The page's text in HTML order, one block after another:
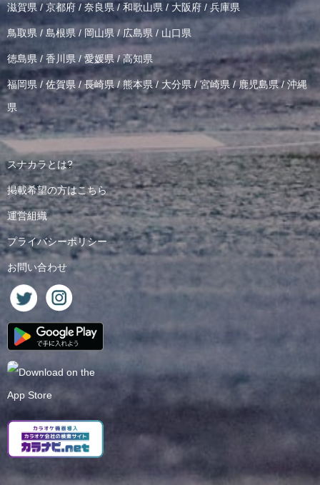
滋賀県/ 京都府 / 奈良県/ 和歌山県 / 大阪府 / 兵庫県
鳥取県 / 島根県/ 岡山県 / 広島県 / 山口県
徳島県 / 香川県 /愛媛県/高知県
福岡県 / 佐賀県/長崎県/ 熊本県/ 大分県 /宮崎県 /鹿児島県/ 沖縄
県
スナカラとは?
掲載希望の方はこちら
運営組織
プライバシーポリシー
お問い合わせ